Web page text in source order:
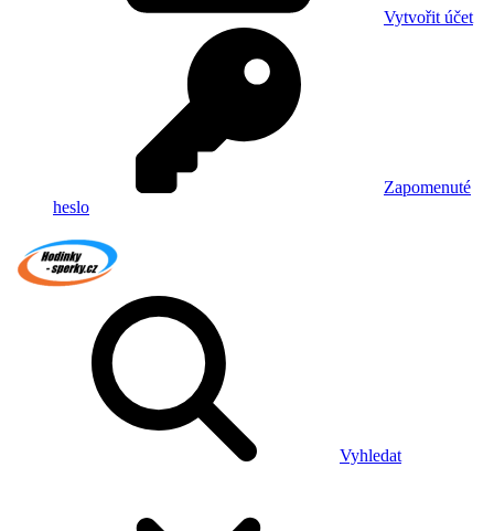
Vytvořit účet
Zapomenuté
heslo
Vyhledat